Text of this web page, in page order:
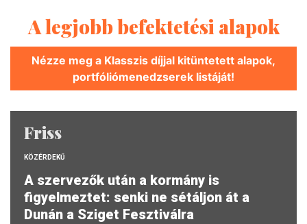
A legjobb befektetési alapok
Nézze meg a Klasszis díjjal kitüntetett alapok,
portfóliómenedzserek listáját!
Friss
KÖZÉRDEKŰ
A szervezők után a kormány is
figyelmeztet: senki ne sétáljon át a
Dunán a Sziget Fesztiválra